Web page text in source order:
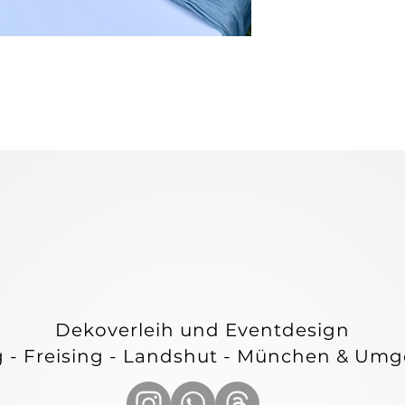
&
&
Dekoverleih und Eventdesign
- Freising - Landshut - München &